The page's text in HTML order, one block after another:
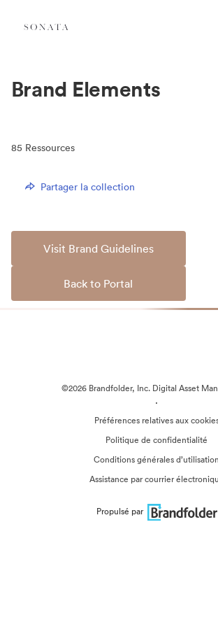
Brand Elements
85 Ressources
Partager la collection
Visit Brand Guidelines
Back to Portal
©2026 Brandfolder, Inc. Digital Asset
·
Préférences relatives aux
Politique de confidentialité
Conditions générales d’utilisation
Assistance par courrier
Propulsé par